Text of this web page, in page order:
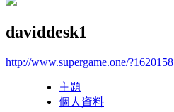
daviddesk1
http://www.supergame.one/?1620158
主題
個人資料